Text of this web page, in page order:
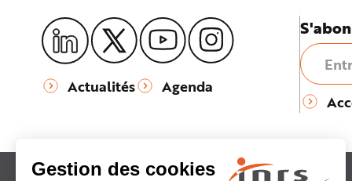
Actualités Agenda